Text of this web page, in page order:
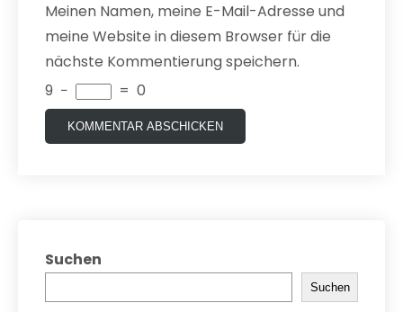
Meinen Namen, meine E-Mail-Adresse und
meine Website in diesem Browser für die
nächste Kommentierung speichern.
9 − = 0
Suchen
Suchen